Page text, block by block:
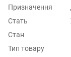
Призначення
Стать
Стан
Тип товару